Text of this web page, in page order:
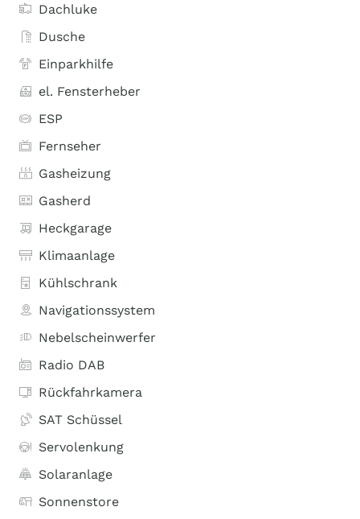
Dachluke
Dusche
Einparkhilfe
el. Fensterheber
ESP
Fernseher
Gasheizung
Gasherd
Heckgarage
Klimaanlage
Kühlschrank
Navigationssystem
Nebelscheinwerfer
Radio DAB
Rückfahrkamera
SAT Schüssel
Servolenkung
Solaranlage
Sonnenstore